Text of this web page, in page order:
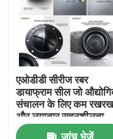
एओडीडी सीरीज रबर
डायाफ्राम सील जो
संचालन के लिए कम
और लगातार सहनशीलता
±0.02 मिमी प्रदान करती
जांच भेजें